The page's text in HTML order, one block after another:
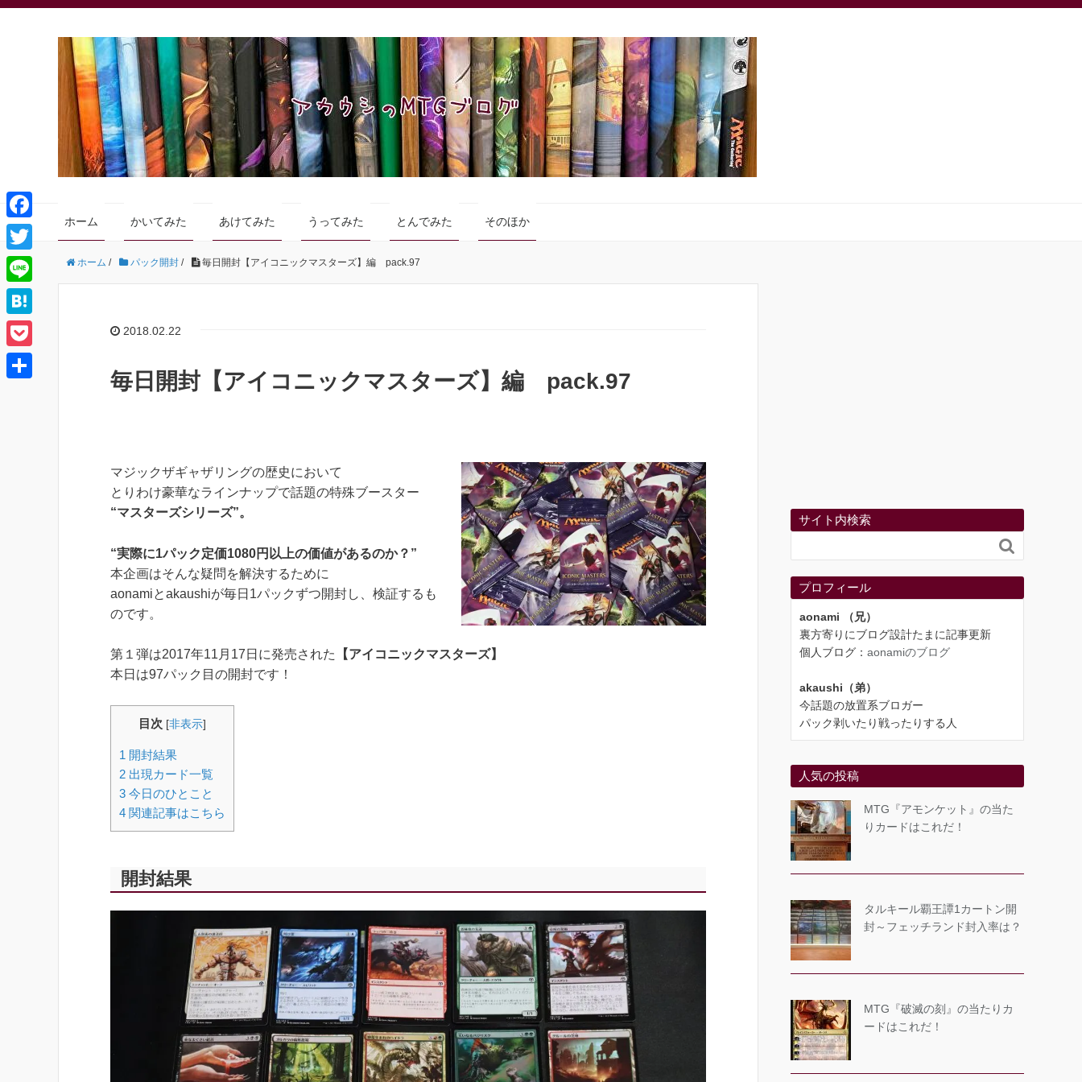
ホーム かいてみた あけてみた うってみた とんでみた そのほか
ホーム / パック開封 / 毎日開封【アイコニックマスターズ】編 pack.97
2018.02.22
毎日開封【アイコニックマスターズ】編 pack.97
マジックザギャザリングの歴史において
とりわけ豪華なラインナップで話題の特殊ブースター
“マスターズシリーズ”。
“実際に1パック定価1080円以上の価値があるのか？”
本企画はそんな疑問を解決するために
aonamiとakaushiが毎日1パックずつ開封し、検証するも
のです。
第１弾は2017年11月17日に発売された
【アイコニックマスターズ】
本日は97パック目の開封です！
目次 [非表示]
1 開封結果
2 出現カード一覧
3 今日のひとこと
4 関連記事はこちら
開封結果
サイト内検索

プロフィール
aonami （兄）
裏方寄りにブログ設計たまに記事更新
個人ブログ： aonamiのブログ
akaushi（弟）
今話題の放置系ブロガー
パック剥いたり戦ったりする人
人気の投稿
MTG『アモンケット』の当た
りカードはこれだ！
タルキール覇王譚1カートン開
封～フェッチランド封入率は？
MTG『破滅の刻』の当たりカ
ードはこれだ！
F
a
c
e
b
o
T
w
i
L
i
n
e
H
a
t
P